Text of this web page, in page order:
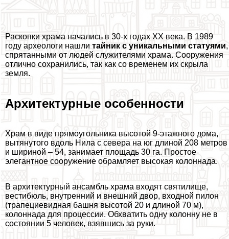
Раскопки храма начались в 30-х годах XX века. В 1989
году археологи нашли тайник с уникальными статуями,
спрятанными от людей служителями храма. Сооружения
отлично сохранились, так как со временем их скрыла
земля.
Архитектурные особенности
Храм в виде прямоугольника высотой 9-этажного дома,
вытянутого вдоль Нила с севера на юг длиной 208 метров
и шириной – 54, занимает площадь 30 га. Простое
элегантное сооружение обрамляет высокая колоннада.
В архитектурный ансамбль храма входят святилище,
вестибюль, внутренний и внешний двор, входной пилон
(трапециевидная башня высотой 20 и длиной 70 м),
колоннада для процессии. Обхватить одну колонну не в
состоянии 5 человек, взявшись за руки.